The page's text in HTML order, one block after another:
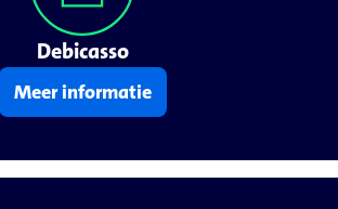
Debicasso
Meer informatie